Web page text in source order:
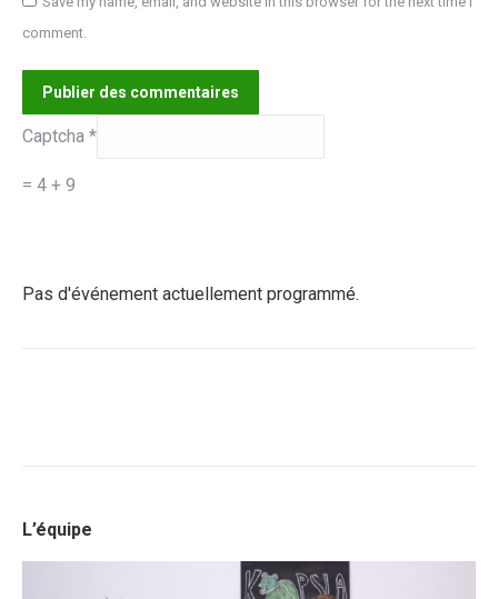
comment.
Publier des commentaires
Captcha *
= 4 + 9
Pas d'événement actuellement programmé.
L’équipe